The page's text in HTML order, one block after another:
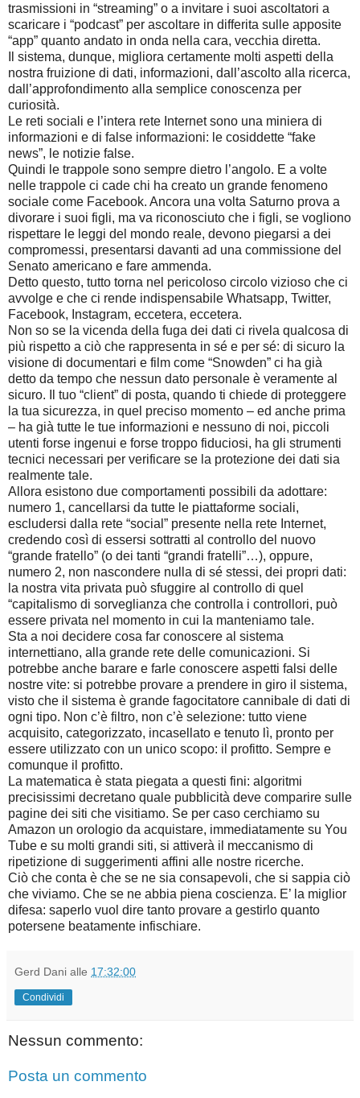
trasmissioni in “streaming” o a invitare i suoi ascoltatori a
scaricare i “podcast” per ascoltare in differita sulle apposite
“app” quanto andato in onda nella cara, vecchia diretta.
Il sistema, dunque, migliora certamente molti aspetti della
nostra fruizione di dati, informazioni, dall’ascolto alla ricerca,
dall’approfondimento alla semplice conoscenza per
curiosità.
Le reti sociali e l’intera rete Internet sono una miniera di
informazioni e di false informazioni: le cosiddette “fake
news”, le notizie false.
Quindi le trappole sono sempre dietro l’angolo. E a volte
nelle trappole ci cade chi ha creato un grande fenomeno
sociale come Facebook. Ancora una volta Saturno prova a
divorare i suoi figli, ma va riconosciuto che i figli, se vogliono
rispettare le leggi del mondo reale, devono piegarsi a dei
compromessi, presentarsi davanti ad una commissione del
Senato americano e fare ammenda.
Detto questo, tutto torna nel pericoloso circolo vizioso che ci
avvolge e che ci rende indispensabile Whatsapp, Twitter,
Facebook, Instagram, eccetera, eccetera.
Non so se la vicenda della fuga dei dati ci rivela qualcosa di
più rispetto a ciò che rappresenta in sé e per sé: di sicuro la
visione di documentari e film come “Snowden” ci ha già
detto da tempo che nessun dato personale è veramente al
sicuro. Il tuo “client” di posta, quando ti chiede di proteggere
la tua sicurezza, in quel preciso momento – ed anche prima
– ha già tutte le tue informazioni e nessuno di noi, piccoli
utenti forse ingenui e forse troppo fiduciosi, ha gli strumenti
tecnici necessari per verificare se la protezione dei dati sia
realmente tale.
Allora esistono due comportamenti possibili da adottare:
numero 1, cancellarsi da tutte le piattaforme sociali,
escludersi dalla rete “social” presente nella rete Internet,
credendo così di essersi sottratti al controllo del nuovo
“grande fratello” (o dei tanti “grandi fratelli”…), oppure,
numero 2, non nascondere nulla di sé stessi, dei propri dati:
la nostra vita privata può sfuggire al controllo di quel
“capitalismo di sorveglianza che controlla i controllori, può
essere privata nel momento in cui la manteniamo tale.
Sta a noi decidere cosa far conoscere al sistema
internettiano, alla grande rete delle comunicazioni. Si
potrebbe anche barare e farle conoscere aspetti falsi delle
nostre vite: si potrebbe provare a prendere in giro il sistema,
visto che il sistema è grande fagocitatore cannibale di dati di
ogni tipo. Non c’è filtro, non c’è selezione: tutto viene
acquisito, categorizzato, incasellato e tenuto lì, pronto per
essere utilizzato con un unico scopo: il profitto. Sempre e
comunque il profitto.
La matematica è stata piegata a questi fini: algoritmi
precisissimi decretano quale pubblicità deve comparire sulle
pagine dei siti che visitiamo. Se per caso cerchiamo su
Amazon un orologio da acquistare, immediatamente su You
Tube e su molti grandi siti, si attiverà il meccanismo di
ripetizione di suggerimenti affini alle nostre ricerche.
Ciò che conta è che se ne sia consapevoli, che si sappia ciò
che viviamo. Che se ne abbia piena coscienza. E’ la miglior
difesa: saperlo vuol dire tanto provare a gestirlo quanto
potersene beatamente infischiare.
Gerd Dani alle 17:32:00
Condividi
Nessun commento:
Posta un commento